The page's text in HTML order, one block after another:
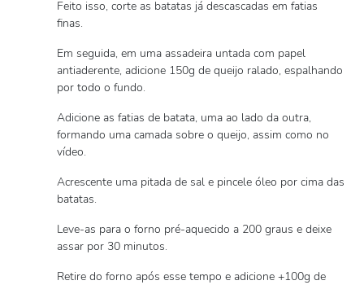
Feito isso, corte as batatas já descascadas em fatias
finas.
Em seguida, em uma assadeira untada com papel
antiaderente, adicione 150g de queijo ralado, espalhando
por todo o fundo.
Adicione as fatias de batata, uma ao lado da outra,
formando uma camada sobre o queijo, assim como no
vídeo.
Acrescente uma pitada de sal e pincele óleo por cima das
batatas.
Leve-as para o forno pré-aquecido a 200 graus e deixe
assar por 30 minutos.
Retire do forno após esse tempo e adicione +100g de